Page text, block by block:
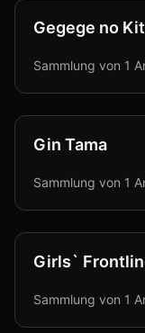
Gegege no
Sammlung von 1
Gin Tama
Sammlung von 1
Girls`
Sammlung von 1